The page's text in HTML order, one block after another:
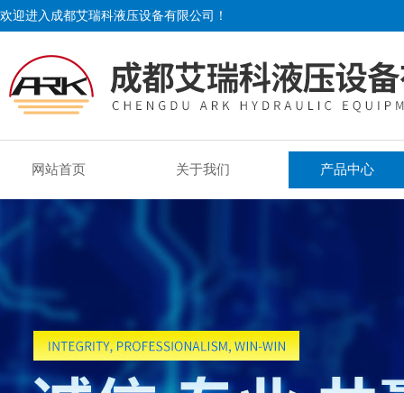
欢迎进入成都艾瑞科液压设备有限公司！
网站首页 关于我们 产品中心